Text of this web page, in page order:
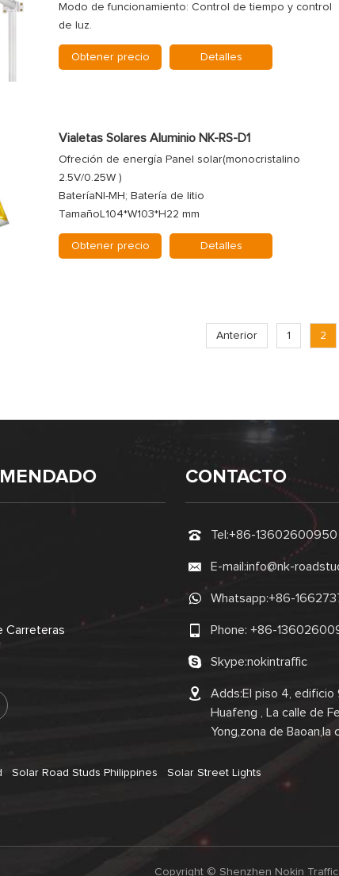
Modo de funcionamiento: Control de tiempo y control
de luz.
Obtener precio Detalles
Vialetas Solares Aluminio NK-RS-D1
Ofreción de energía Panel solar(monocristalino
2.5V/0.25W )
BateríaNI-MH; Batería de litio
TamañoL104*W103*H22 mm
Obtener precio Detalles
Anterior 1 2
Carreteras
CONTACTO
Tel:+86-13602600950
E-mail:info@nk-
Whatsapp:+86-
Phone:+86-
Skype:nokintraffic
Adds:El piso 4, edificio
Huafeng , La calle de
Yong,zona de Baoan,la
Solar Road Studs Philippines Solar Street Lights
Copyright © Shenzhen Nokin